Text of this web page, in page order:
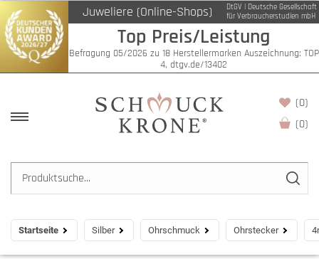
Juweliere (Online-Shops)
DtGV | Deutsche Gesellschaft
für Verbraucherstudien mbH
Top Preis/Leistung
Befragung 05/2026 zu 18 Herstellermarken Auszeichnung: TOP
4, dtgv.de/13402
(0)
(0)
Startseite Silber Ohrschmuck Ohrstecker